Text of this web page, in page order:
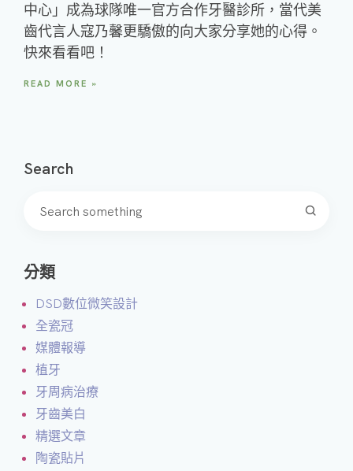
中心」成為球隊唯一官方合作牙醫診所，當代美
齒代言人寇乃馨更驕傲的向大家分享她的心得。
快來看看吧！
READ MORE »
Search
分類
DSD數位微笑設計
全瓷冠
媒體報導
植牙
牙周病治療
牙齒美白
精選文章
陶瓷貼片